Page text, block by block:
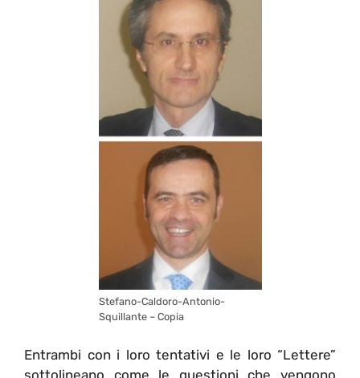
Stefano-Caldoro-Antonio-
Squillante – Copia
Entrambi con i loro tentativi e le loro “Lettere”
sottolineano come le questioni che vengono